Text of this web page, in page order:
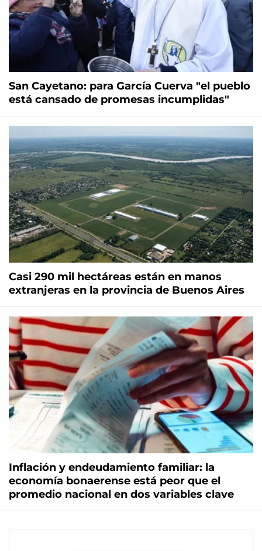
San Cayetano: para García Cuerva "el pueblo
está cansado de promesas incumplidas"
Casi 290 mil hectáreas están en manos
extranjeras en la provincia de Buenos Aires
Inflación y endeudamiento familiar: la
economía bonaerense está peor que el
promedio nacional en dos variables clave